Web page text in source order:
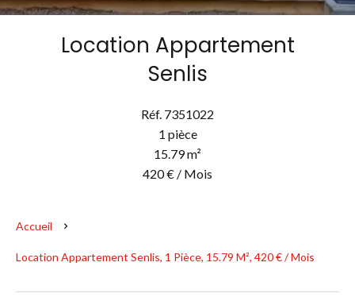
Location Appartement
Senlis
Réf. 7351022
1 pièce
15.79 m²
420 € / Mois
Accueil
Location Appartement Senlis, 1 Pièce, 15.79 M², 420 € / Mois